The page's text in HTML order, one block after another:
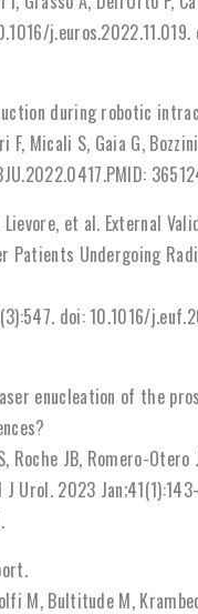
during robotic
F, Micali S, Gaia G,
Lievore, et al. External
Patients Undergoing
doi: 10.1016/
enucleation of the
JB, Romero-
J Urol. 2023
M, Bultitude M,